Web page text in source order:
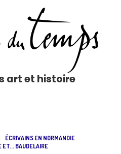
art et histoire
ÉCRIVAINS EN NORMANDIE
ET... BAUDELAIRE